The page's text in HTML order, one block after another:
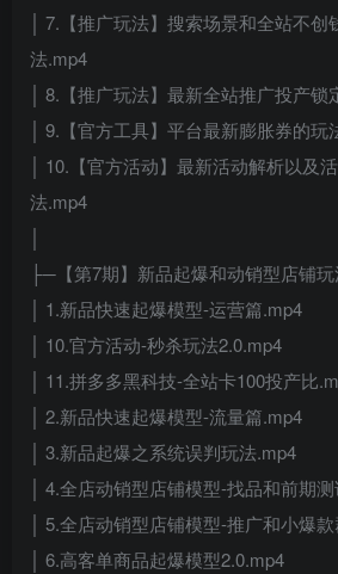
│ 7.【推广玩法】搜索场景和全站不
法.mp4
│ 8.【推广玩法】最新全站推广投产
│ 9.【官方工具】平台最新膨胀券的玩
│ 10.【官方活动】最新活动解析以及
法.mp4
├─【第7期】新品起爆和动销型店铺
│ 1.新品快速起爆模型-运营篇.mp4
│ 10.官方活动-秒杀玩法2.0.mp4
│ 11.拼多多黑科技-全站卡100投产比
│ 2.新品快速起爆模型-流量篇.mp4
│ 3.新品起爆之系统误判玩法.mp4
│ 4.全店动销型店铺模型-找品和前期
│ 5.全店动销型店铺模型-推广和小爆
│ 6.高客单商品起爆模型2.0.mp4